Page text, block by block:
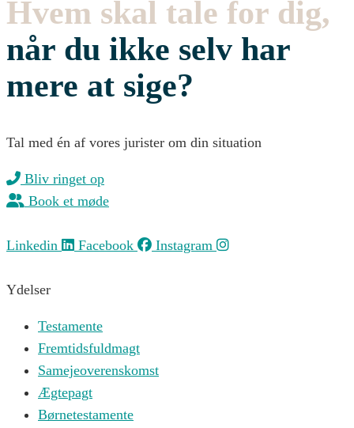
Hvem skal tale for dig,
når du ikke selv har
mere at sige?
Tal med én af vores jurister om din situation
Bliv ringet op
Book et møde
Linkedin Facebook Instagram
Ydelser
Testamente
Fremtidsfuldmagt
Samejeoverenskomst
Ægtepagt
Børnetestamente